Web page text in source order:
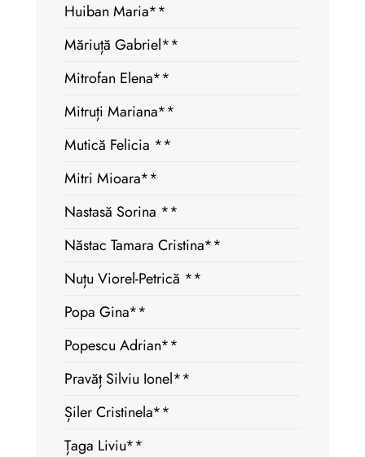
Huiban Maria**
Măriuță Gabriel**
Mitrofan Elena**
Mitruți Mariana**
Mutică Felicia **
Mitri Mioara**
Nastasă Sorina **
Năstac Tamara Cristina**
Nuțu Viorel-Petrică **
Popa Gina**
Popescu Adrian**
Pravăț Silviu Ionel**
Șiler Cristinela**
Țaga Liviu**